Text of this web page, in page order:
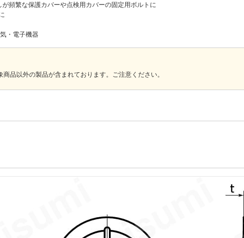
頻繁な保護カバーや点検用カバーの固定用ボルトに
・電子機器
商品以外の製品が含まれております。ご注意ください。